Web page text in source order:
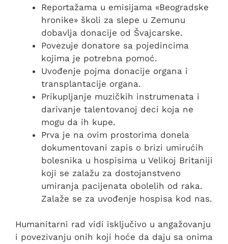
Reportažama u emisijama «Beogradske
hronike» školi za slepe u Zemunu
dobavlja donacije od Švajcarske.
Povezuje donatore sa pojedincima
kojima je potrebna pomoć.
Uvođenje pojma donacije organa i
transplantacije organa.
Prikupljanje muzičkih instrumenata i
darivanje talentovanoj deci koja ne
mogu da ih kupe.
Prva je na ovim prostorima donela
dokumentovani zapis o brizi umirućih
bolesnika u hospisima u Velikoj Britaniji
koji se zalažu za dostojanstveno
umiranja pacijenata obolelih od raka.
Zalaže se za uvođenje hospisa kod nas.
Humanitarni rad vidi isključivo u angažovanju
i povezivanju onih koji hoće da daju sa onima